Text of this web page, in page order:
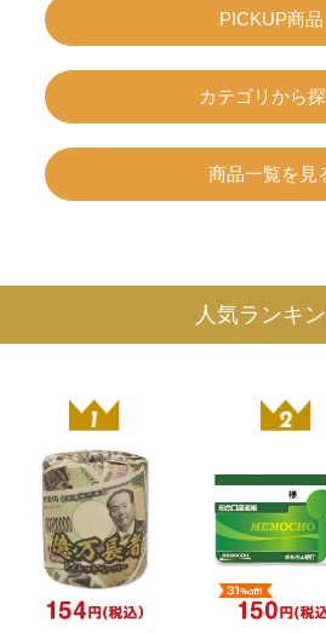
PICKUP商品
カテゴリから
商品一覧を見
人気ランキ